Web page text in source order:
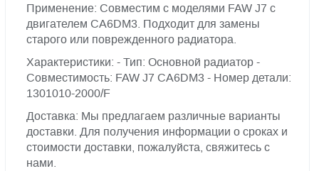
Применение: Совместим с моделями FAW J7 с
двигателем CA6DM3. Подходит для замены
старого или поврежденного радиатора.
Характеристики: - Тип: Основной радиатор -
Совместимость: FAW J7 CA6DM3 - Номер детали:
1301010-2000/F
Доставка: Мы предлагаем различные варианты
доставки. Для получения информации о сроках и
стоимости доставки, пожалуйста, свяжитесь с
нами.